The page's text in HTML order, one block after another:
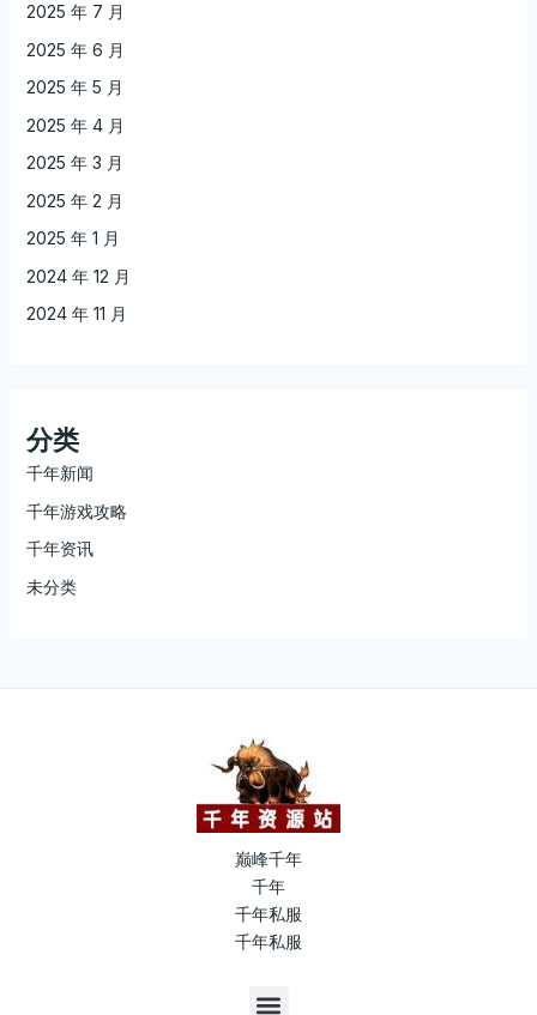
2025 年 7 月
2025 年 6 月
2025 年 5 月
2025 年 4 月
2025 年 3 月
2025 年 2 月
2025 年 1 月
2024 年 12 月
2024 年 11 月
分类
千年新闻
千年游戏攻略
千年资讯
未分类
巅峰千年
千年
千年私服
千年私服
M